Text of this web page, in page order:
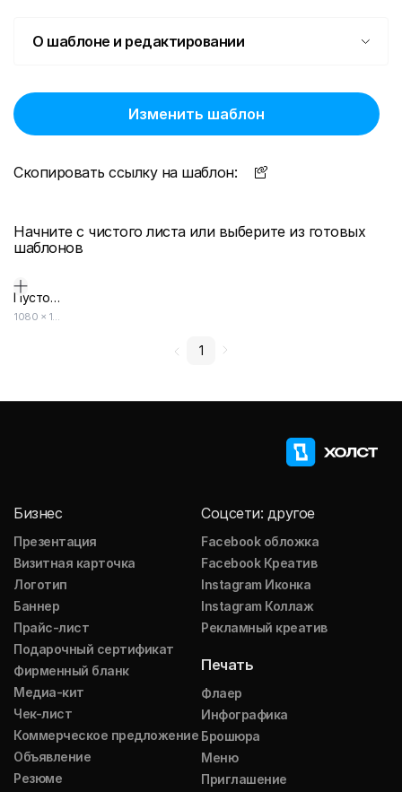
О шаблоне и редактировании
Изменить шаблон
Скопировать ссылку на шаблон:
Начните с чистого листа или выберите из готовых
шаблонов
Пустой дизайн-макет
1080 × 1080
1
Бизнес
Презентация
Визитная карточка
Логотип
Баннер
Прайс-лист
Подарочный сертификат
Фирменный бланк
Медиа-кит
Чек-лист
Коммерческое предложение
Объявление
Резюме
Соцсети: другое
Facebook обложка
Facebook Креатив
Instagram Иконка
Instagram Коллаж
Рекламный креатив
Печать
Флаер
Инфографика
Брошюра
Меню
Приглашение